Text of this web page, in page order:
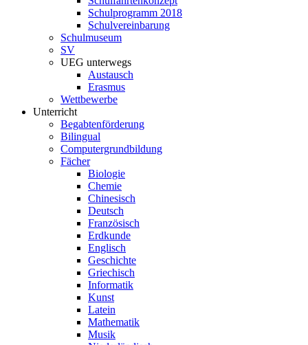
Schulprogramm 2018
Schulvereinbarung
Schulmuseum
SV
UEG unterwegs
Austausch
Erasmus
Wettbewerbe
Unterricht
Begabtenförderung
Bilingual
Computergrundbildung
Fächer
Biologie
Chemie
Chinesisch
Deutsch
Französisch
Erdkunde
Englisch
Geschichte
Griechisch
Informatik
Kunst
Latein
Mathematik
Musik